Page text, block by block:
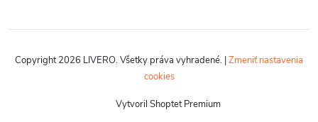
Vytvoril Shoptet Premium
Copyright 2026 LIVERO. Všetky práva vyhradené. Zmeniť nastavenia
cookies